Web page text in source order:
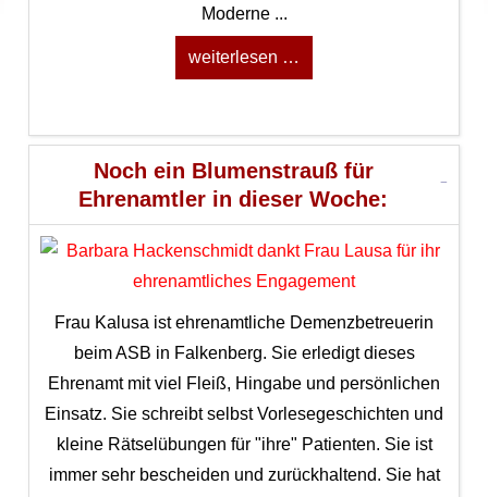
Moderne ...
weiterlesen …
Noch ein Blumenstrauß für
Ehrenamtler in dieser Woche:
Frau Kalusa ist ehrenamtliche Demenzbetreuerin
beim ASB in Falkenberg. Sie erledigt dieses
Ehrenamt mit viel Fleiß, Hingabe und persönlichen
Einsatz. Sie schreibt selbst Vorlesegeschichten und
kleine Rätselübungen für "ihre" Patienten. Sie ist
immer sehr bescheiden und zurückhaltend. Sie hat